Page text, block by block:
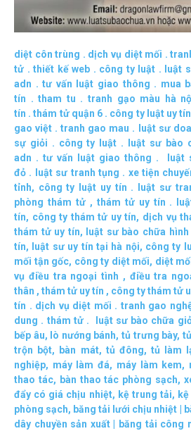
diệt côn trùng . dịch vụ diệt mối .
tử . thiết kế web . công ty luật . luật
adn .tư vấn luật giao thông . mua
tín .tham tu .tranh gạo màu hà
tín .thám tử quận 6 . công ty luật uy tín
gao việt .tranh gao mau . luật sư
sự giỏi . công ty luật . luật sư bào
adn . tư vấn luật giao thông . luật
đỏ . luật sư tranh tụng . xe tiện
tỉnh, công ty luật uy tín . luật sư
phòng thám tử, thám tử uy tín .
tín, công ty thám tử uy tín, dịch vụ
thám tử uy tín, luật sư bào chữa
tín, luật sư uy tín tại hà nội, công ty
mối tận gốc, công ty diệt mối, diệt
vụ điều tra ngoại tình , điều tra
thân , thám tử uy tín , công ty thám tử
tín . dịch vụ diệt mối . tranh gao
dung . thám tử. luật sư bào chữa
bếp âu, lò nướng bánh,tủ trưng bày,
trộn bột, bàn mát, tủ đông,tủ làm
nghiệp, máy làm đá, máy làm kem,
thao tác, bàn thao tác phòng sạch,
đẩy có giá chịu nhiệt, kệ trung tải,
phòng sạch, băng tải lưới chịu nhiệt
dây chuyền sản xuất| băng tải công